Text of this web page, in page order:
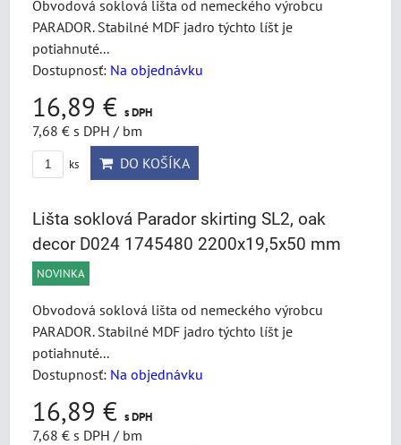
Obvodová soklová lišta od nemeckého výrobcu
PARADOR. Stabilné MDF jadro týchto líšt je
potiahnuté...
Dostupnosť: Na objednávku
16,89 € s DPH
7,68 € s DPH / bm
ks DO KOŠÍKA
Lišta soklová Parador skirting SL2, oak
decor D024 1745480 2200x19,5x50 mm
NOVINKA
Obvodová soklová lišta od nemeckého výrobcu
PARADOR. Stabilné MDF jadro týchto líšt je
potiahnuté...
Dostupnosť: Na objednávku
16,89 € s DPH
7,68 € s DPH / bm